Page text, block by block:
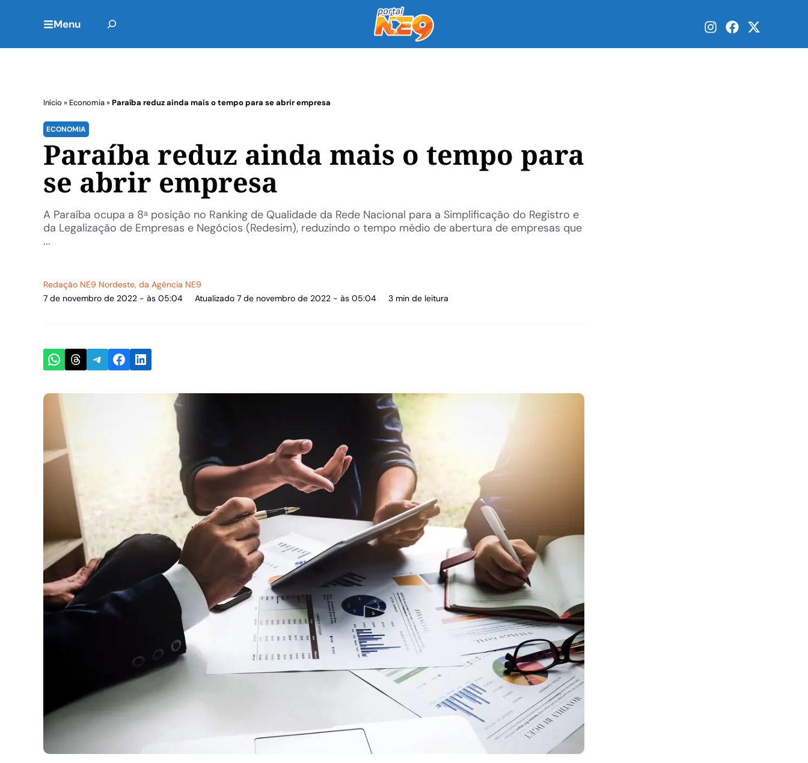
Menu
Início » Economia»Paraíba reduz ainda mais o tempo para se abrir empresa
ECONOMIA
Paraíba reduz ainda mais o tempo para
se abrir empresa
A Paraíba ocupa a 8ᵃ posição no Ranking de Qualidade da Rede Nacional para a Simplificação do Registro e
da Legalização de Empresas e Negócios (Redesim), reduzindo o tempo médio de abertura de empresas que
...
Redação NE9 Nordeste, da Agência NE9
7 de novembro de 2022 - às 05:04
Atualizado 7 de novembro de 2022 - às 05:04 3 min de leitura
Share on WhatsApp
Share on Threads
Share on Telegram
Share on Facebook
Share on LinkedIn